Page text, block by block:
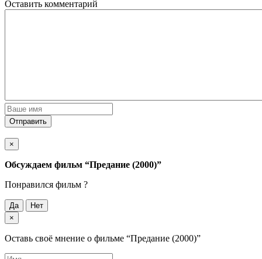
Оставить комментарий
Отправить
×
Обсуждаем фильм “Предание (2000)”
Понравился фильм ?
Да
Нет
×
Оставь своё мнение о фильме “Предание (2000)”